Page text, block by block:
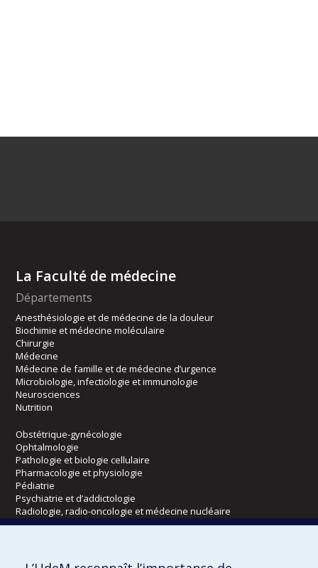
La Faculté de médecine
Départements
Anesthésiologie et de médecine de la douleur
Biochimie et médecine moléculaire
Chirurgie
Médecine
Médecine de famille et de médecine d’urgence
Microbiologie, infectiologie et immunologie
Neurosciences
Nutrition
Obstétrique-gynécologie
Ophtalmologie
Pathologie et biologie cellulaire
Pharmacologie et physiologie
Pédiatrie
Psychiatrie et d’addictologie
Radiologie, radio-oncologie et médecine nucléaire